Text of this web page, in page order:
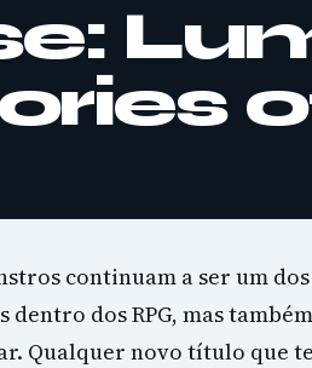
continuam a ser um dos
dos RPG, mas
Qualquer novo título que